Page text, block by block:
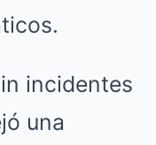
incidentes
una